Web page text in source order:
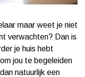
maar weet je niet
verwachten? Dan is
je huis hebt
jou te begeleiden
natuurlijk een